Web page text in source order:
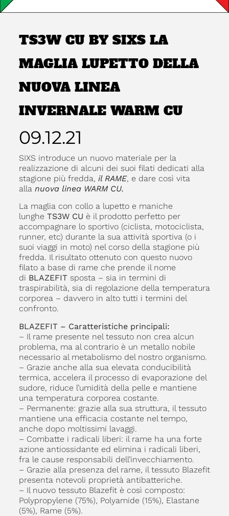
TS3W CU BY SIXS LA
MAGLIA LUPETTO DELLA
NUOVA LINEA
INVERNALE WARM CU
09.12.21
SIXS introduce un nuovo materiale per la
realizzazione di alcuni dei suoi filati dedicati alla
stagione più fredda, il RAME, e dare così vita
alla nuova linea WARM CU.
La maglia con collo a lupetto e maniche
lunghe TS3W CU è il prodotto perfetto per
accompagnare lo sportivo (ciclista, motociclista,
runner, etc) durante la sua attività sportiva (o i
suoi viaggi in moto) nel corso della stagione più
fredda. Il risultato ottenuto con questo nuovo
filato a base di rame che prende il nome
di BLAZEFIT sposta – sia in termini di
traspirabilità, sia di regolazione della temperatura
corporea – davvero in alto tutti i termini del
confronto.
BLAZEFIT – Caratteristiche principali:
– Il rame presente nel tessuto non crea alcun
problema, ma al contrario è un metallo nobile
necessario al metabolismo del nostro organismo.
– Grazie anche alla sua elevata conducibilità
termica, accelera il processo di evaporazione del
sudore, riduce l’umidità della pelle e mantiene
una temperatura corporea costante.
– Permanente: grazie alla sua struttura, il tessuto
mantiene una efficacia costante nel tempo,
anche dopo moltissimi lavaggi.
– Combatte i radicali liberi: il rame ha una forte
azione antiossidante ed elimina i radicali liberi,
fra le cause responsabili dell’invecchiamento.
– Grazie alla presenza del rame, il tessuto Blazefit
presenta notevoli proprietà antibatteriche.
– Il nuovo tessuto Blazefit è così composto:
Polypropylene (75%), Polyamide (15%), Elastane
(5%), Rame (5%).